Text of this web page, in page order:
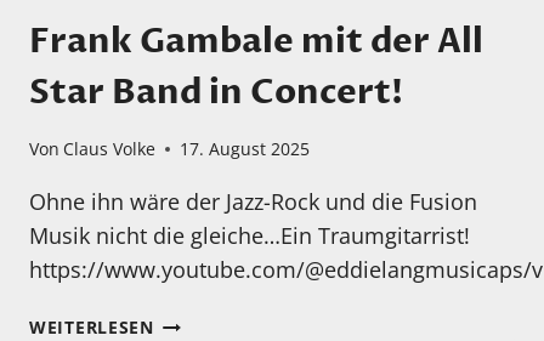
Frank Gambale mit der All
Star Band in Concert!
Von Claus Volke 17. August 2025
Ohne ihn wäre der Jazz-Rock und die Fusion
Musik nicht die gleiche…Ein Traumgitarrist!
https://www.youtube.com/@eddielangmusicaps/
WEITERLESENFRANK